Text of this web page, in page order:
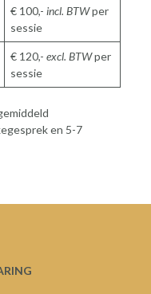
€ 100,- incl. BTWper
sessie
€ 120,- excl. BTWper
sessie
en 5-7